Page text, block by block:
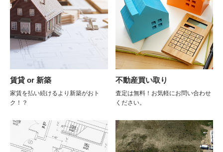
賃貸 or 新築
家賃を払い続けるより新築がおト
ク！？
不動産買い取り
査定は無料！お気軽にお問い合わせ
ください。